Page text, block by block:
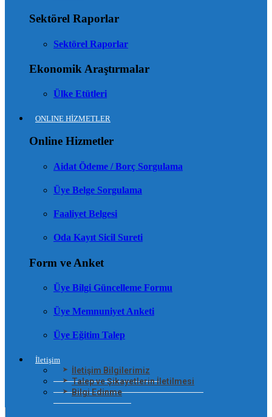
Sektörel Raporlar
Sektörel Raporlar
Ekonomik Araştırmalar
Ülke Etütleri
ONLINE HİZMETLER
Online Hizmetler
Aidat Ödeme / Borç Sorgulama
Üye Belge Sorgulama
Faaliyet Belgesi
Oda Kayıt Sicil Sureti
Form ve Anket
Üye Bilgi Güncelleme Formu
Üye Memnuniyet Anketi
Üye Eğitim Talep
İletişim
İletişim Bilgilerimiz
Talep ve Şikayetlerin İletilmesi
Bilgi Edinme